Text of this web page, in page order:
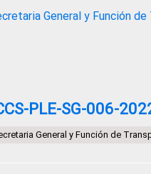
General y Función de
PLE-SG-006-
General y Función de